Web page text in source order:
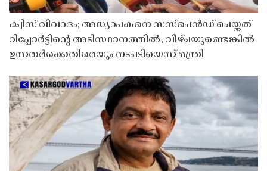
ക്വിസ് വിവാദം; അധ്യാപകനെ സസ്‌പെൻഡ് ചെയ്തത്
റിപ്പോർട്ടിൻ്റെ അടിസ്ഥാനത്തിൽ, വീഴ്ചയുണ്ടെങ്കിൽ
ഉന്നതർക്കെതിരെയും നടപടിയെന്ന് മന്ത്രി